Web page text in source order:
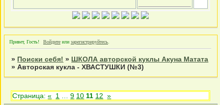
Привет, Гость! Войдите или зарегистрируйтесь
» Поиски себя! » ШКОЛА авторской куклы Акуна Матата
»Авторская кукла - ХВАСТУШКИ (№3)
Страница:« 1 9 10 11 12 »